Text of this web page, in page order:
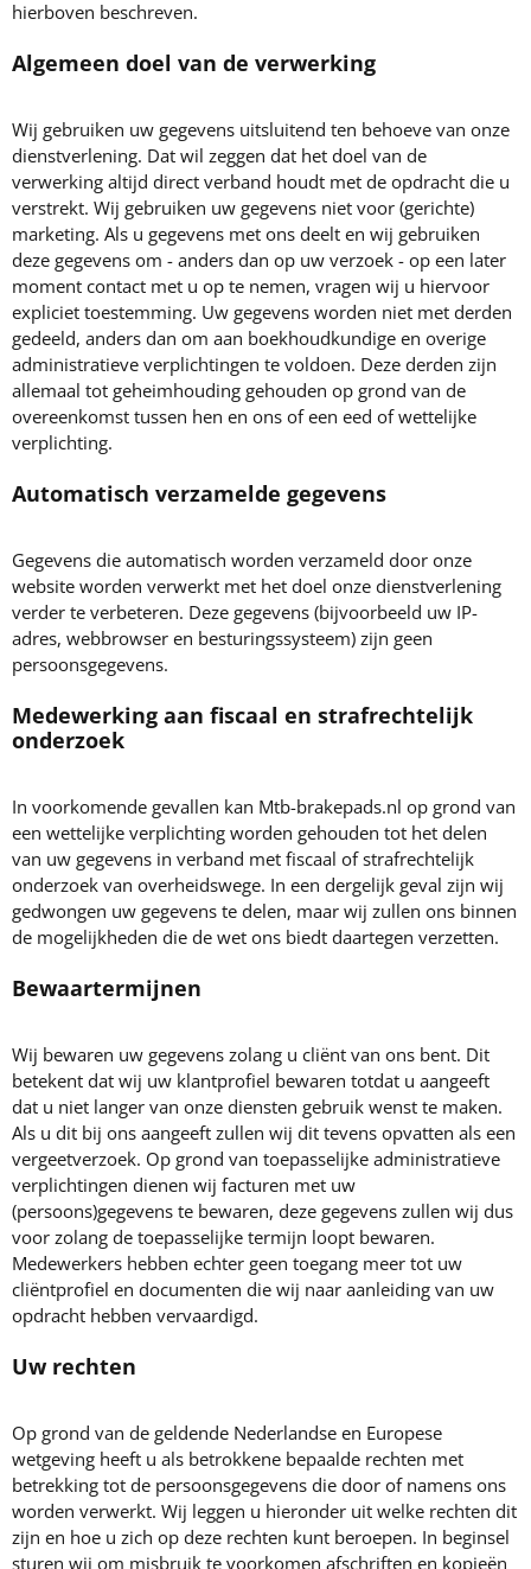
hierboven beschreven.
Algemeen doel van de verwerking
Wij gebruiken uw gegevens uitsluitend ten behoeve van onze
dienstverlening. Dat wil zeggen dat het doel van de
verwerking altijd direct verband houdt met de opdracht die u
verstrekt. Wij gebruiken uw gegevens niet voor (gerichte)
marketing. Als u gegevens met ons deelt en wij gebruiken
deze gegevens om - anders dan op uw verzoek - op een later
moment contact met u op te nemen, vragen wij u hiervoor
expliciet toestemming. Uw gegevens worden niet met derden
gedeeld, anders dan om aan boekhoudkundige en overige
administratieve verplichtingen te voldoen. Deze derden zijn
allemaal tot geheimhouding gehouden op grond van de
overeenkomst tussen hen en ons of een eed of wettelijke
verplichting.
Automatisch verzamelde gegevens
Gegevens die automatisch worden verzameld door onze
website worden verwerkt met het doel onze dienstverlening
verder te verbeteren. Deze gegevens (bijvoorbeeld uw IP-
adres, webbrowser en besturingssysteem) zijn geen
persoonsgegevens.
Medewerking aan fiscaal en strafrechtelijk
onderzoek
In voorkomende gevallen kan Mtb-brakepads.nl op grond van
een wettelijke verplichting worden gehouden tot het delen
van uw gegevens in verband met fiscaal of strafrechtelijk
onderzoek van overheidswege. In een dergelijk geval zijn wij
gedwongen uw gegevens te delen, maar wij zullen ons binnen
de mogelijkheden die de wet ons biedt daartegen verzetten.
Bewaartermijnen
Wij bewaren uw gegevens zolang u cliënt van ons bent. Dit
betekent dat wij uw klantprofiel bewaren totdat u aangeeft
dat u niet langer van onze diensten gebruik wenst te maken.
Als u dit bij ons aangeeft zullen wij dit tevens opvatten als een
vergeetverzoek. Op grond van toepasselijke administratieve
verplichtingen dienen wij facturen met uw
(persoons)gegevens te bewaren, deze gegevens zullen wij dus
voor zolang de toepasselijke termijn loopt bewaren.
Medewerkers hebben echter geen toegang meer tot uw
cliëntprofiel en documenten die wij naar aanleiding van uw
opdracht hebben vervaardigd.
Uw rechten
Op grond van de geldende Nederlandse en Europese
wetgeving heeft u als betrokkene bepaalde rechten met
betrekking tot de persoonsgegevens die door of namens ons
worden verwerkt. Wij leggen u hieronder uit welke rechten dit
zijn en hoe u zich op deze rechten kunt beroepen. In beginsel
sturen wij om misbruik te voorkomen afschriften en kopieën